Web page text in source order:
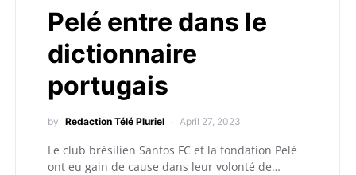
Pelé entre dans le
dictionnaire
portugais
by Redaction Télé Pluriel April 27, 2023
Le club brésilien Santos FC et la fondation Pelé
ont eu gain de cause dans leur volonté de…